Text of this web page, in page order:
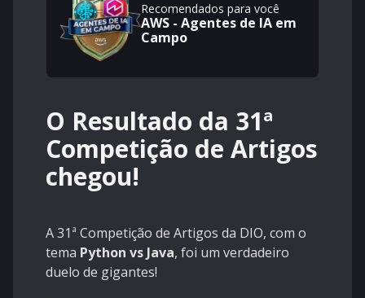
Recomendados para você
AWS - Agentes de IA em
Campo
O Resultado da 31ª
Competição de Artigos
chegou!
A 31ª Competição de Artigos da DIO, com o
tema Python vs Java, foi um verdadeiro
duelo de gigantes!